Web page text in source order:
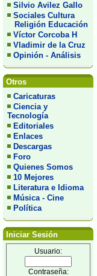
Silvio Avilez Gallo
Sociales Cultura
Religión Educación
Víctor Corcoba H
Vladimir de la Cruz
Opinión - Análisis
Otros
Caricaturas
Ciencia y
Tecnología
Editoriales
Enlaces
Descargas
Foro
Quienes Somos
10 Mejores
Literatura e Idioma
Música - Cine
Política
Iniciar Sesión
Usuario:
Contraseña: